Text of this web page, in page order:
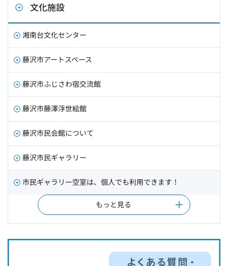
文化施設
湘南台文化センター
藤沢市アートスペース
藤沢市ふじさわ宿交流館
藤沢市藤澤浮世絵館
藤沢市民会館について
藤沢市民ギャラリー
市民ギャラリー空室は、個人でも利用できます！
もっと見る